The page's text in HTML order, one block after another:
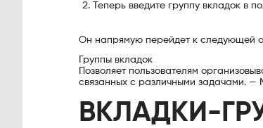
Теперь введите группу вкладок в
Он напрямую перейдет к следующей
Группы вкладок
Позволяет пользователям
связанных с различными задачами. —
ВКЛАДКИ-